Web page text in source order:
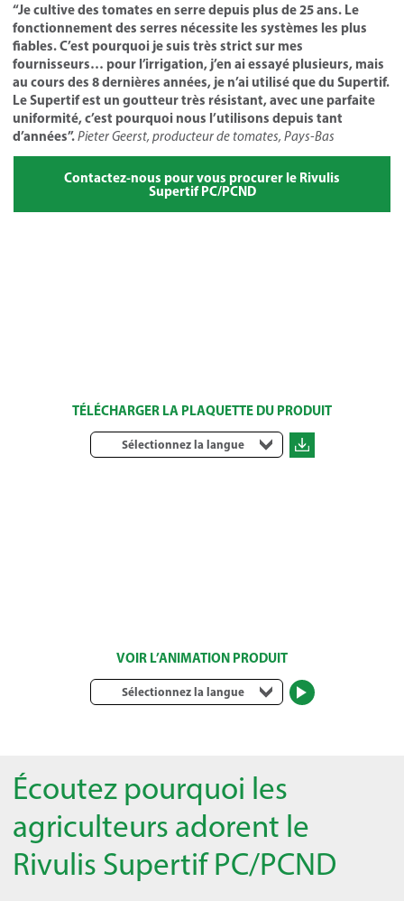
“Je cultive des tomates en serre depuis plus de 25 ans. Le
fonctionnement des serres nécessite les systèmes les plus
fiables. C’est pourquoi je suis très strict sur mes
fournisseurs… pour l’irrigation, j’en ai essayé plusieurs, mais
au cours des 8 dernières années, je n’ai utilisé que du Supertif.
Le Supertif est un goutteur très résistant, avec une parfaite
uniformité, c’est pourquoi nous l’utilisons depuis tant
d’années”.Pieter Geerst, producteur de tomates, Pays-Bas
Contactez-nous pour vous procurer le Rivulis
Supertif PC/PCND
TÉLÉCHARGER LA PLAQUETTE DU PRODUIT
Sélectionnez la langue
VOIR L’ANIMATION PRODUIT
Sélectionnez la langue
Écoutez pourquoi les
agriculteurs adorent le
Rivulis Supertif PC/PCND